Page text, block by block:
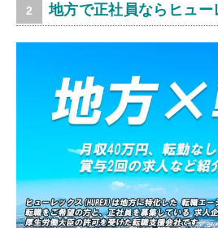
地方で正社員ならヒュー